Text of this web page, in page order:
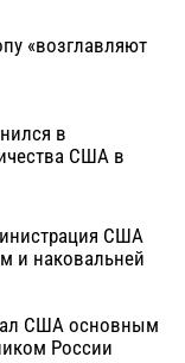
«возглавляют
в
США в
США
и наковальней
США основным
России